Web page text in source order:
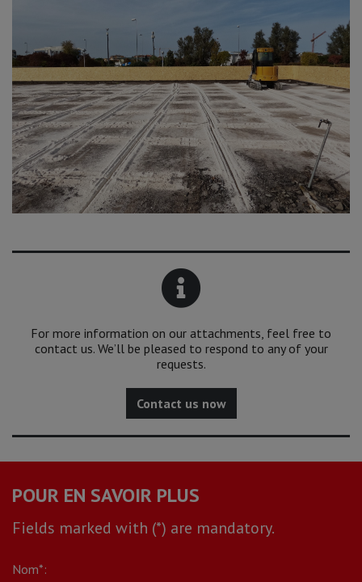
For more information on our attachments, feel free to
contact us. We’ll be pleased to respond to any of your
requests.
Contact us now
POUR EN SAVOIR PLUS
Fields marked with (*) are mandatory.
Nom*: